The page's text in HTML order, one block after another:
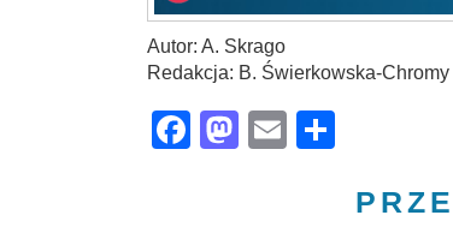
Autor: A. Skrago
Redakcja: B. Świerkowska-Chromy
Facebook
Mastodon
Email